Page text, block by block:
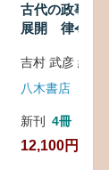
古代の政事と
展開 律令・
吉村 武彦 編集
八木書店
新刊 4冊
12,100円